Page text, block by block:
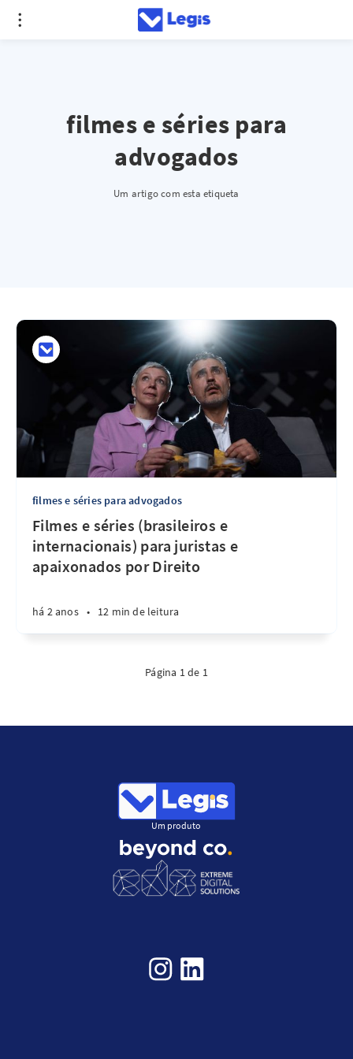
filmes e séries para
advogados
Um artigo com esta etiqueta
filmes e séries para advogados
Filmes e séries (brasileiros e
internacionais) para juristas e
apaixonados por Direito
há 2 anos • 12 min de leitura
Página 1 de 1
Um produto